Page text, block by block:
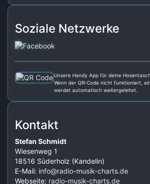
Soziale Netzwerke
Unsere Handy App für deine
Wenn der QR‑Code nicht funktioniert,
werdet automatisch weitergeleitet.
Kontakt
Stefan Schmidt
Wiesenweg 1
18516 Süderholz (Kandelin)
E-Mail: info@radio-musik-charts.de
Webseite: radio-musik-charts.de